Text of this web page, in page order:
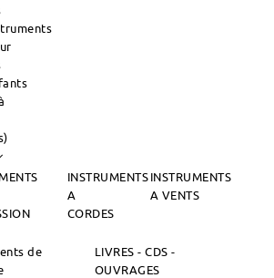
INSTRUMENTS
A
CORDES
INSTRUMENTS
A VENTS
de
LIVRES - CDS -
OUVRAGES